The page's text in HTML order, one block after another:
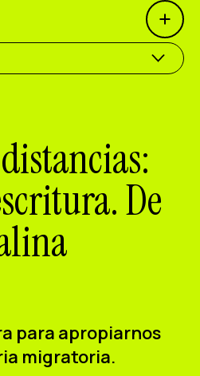
Open
De
para apropiarnos
migratoria.